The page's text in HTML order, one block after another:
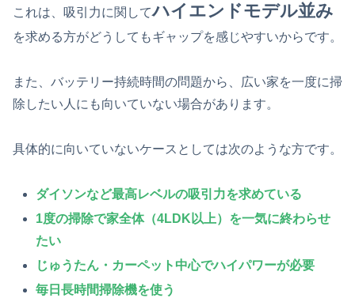
これは、吸引力に関してハイエンドモデル並み
を求める方がどうしてもギャップを感じやすいからです。
また、バッテリー持続時間の問題から、広い家を一度に掃
除したい人にも向いていない場合があります。
具体的に向いていないケースとしては次のような方です。
ダイソンなど最高レベルの吸引力を求めている
1度の掃除で家全体（4LDK以上）を一気に終わらせ
たい
じゅうたん・カーペット中心でハイパワーが必要
毎日長時間掃除機を使う